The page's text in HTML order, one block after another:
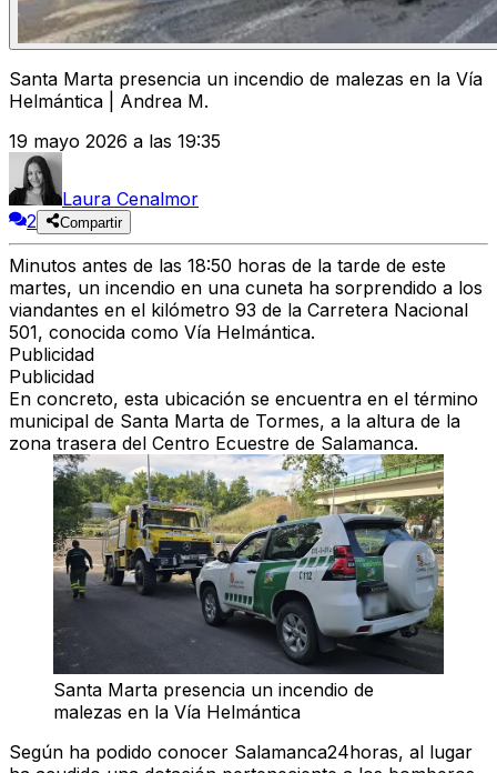
Santa Marta presencia un incendio de malezas en la Vía
Helmántica | Andrea M.
19 mayo 2026 a las 19:35
Laura Cenalmor
2
Compartir
Minutos antes de las 18:50 horas de la tarde de este
martes, un incendio en una cuneta ha sorprendido a los
viandantes en el kilómetro 93 de la Carretera Nacional
501, conocida como Vía Helmántica.
Publicidad
Publicidad
En concreto, esta ubicación se encuentra en el término
municipal de Santa Marta de Tormes, a la altura de la
zona trasera del Centro Ecuestre de Salamanca.
Santa Marta presencia un incendio de
malezas en la Vía Helmántica
Según ha podido conocer Salamanca24horas, al lugar